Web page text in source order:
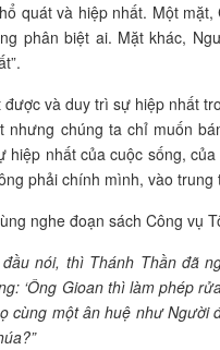
quát và hiệp nhất. Một
phân biệt ai. Mặt khác,
và duy trì sự hiệp nhất
nhưng chúng ta chỉ muốn
hiệp nhất của cuộc sống,
phải chính mình, vào
nghe đoạn sách Công vụ
nói, thì Thánh Thần đã
‘Ông Gioan thì làm phép
cùng một ân huệ như